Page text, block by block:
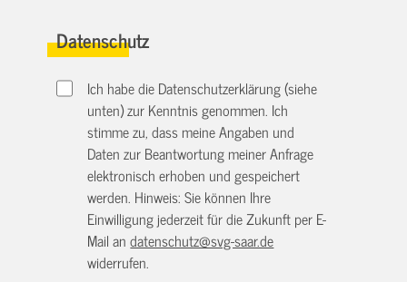
Datenschutz
Ich habe die Datenschutzerklärung (siehe
unten) zur Kenntnis genommen. Ich
stimme zu, dass meine Angaben und
Daten zur Beantwortung meiner Anfrage
elektronisch erhoben und gespeichert
werden. Hinweis: Sie können Ihre
Einwilligung jederzeit für die Zukunft per E-
Mail andatenschutz@svg-saar.de
widerrufen.